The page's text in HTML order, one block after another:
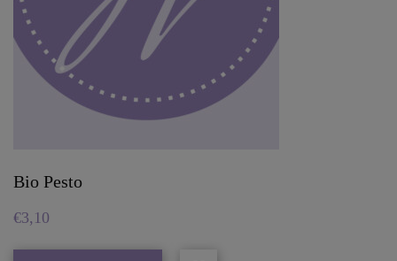
Bio Pesto
€3,10